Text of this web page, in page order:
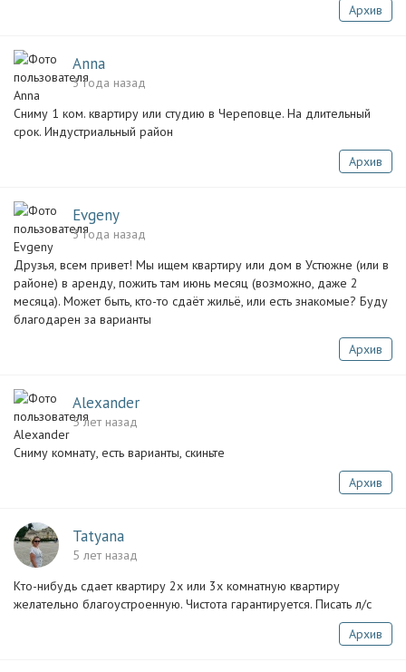
Архив
Anna
3 года назад
Сниму 1 ком. квартиру или студию в Череповце. На длительный
срок. Индустриальный район
Архив
Evgeny
3 года назад
Друзья, всем привет! Мы ищем квартиру или дом в Устюжне (или в
районе) в аренду, пожить там июнь месяц (возможно, даже 2
месяца). Может быть, кто-то сдаёт жильё, или есть знакомые? Буду
благодарен за варианты
Архив
Alexander
5 лет назад
Сниму комнату, есть варианты, скиньте
Архив
Tatyana
5 лет назад
Кто-нибудь сдает квартиру 2х или 3х комнатную квартиру
желательно благоустроенную. Чистота гарантируется. Писать л/с
Архив